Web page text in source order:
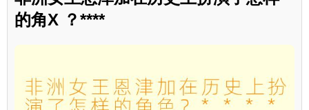
的角X ？****